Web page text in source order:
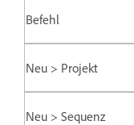
Befehl
Neu > Projekt
Neu > Sequenz